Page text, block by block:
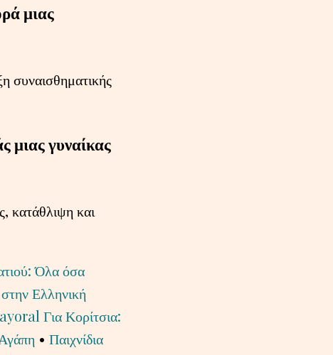
μιας
συναισθηματικής
μιας γυναίκας
κατάθλιψη και
Όλα όσα
Ελληνική
Για Κορίτσια:
• Παιχνίδια